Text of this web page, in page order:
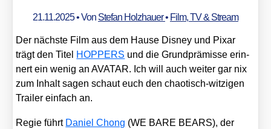
21.11.2025• Von Stefan Holzhauer• Film, TV & Stream
Der nächs­te Film aus dem Hau­se Dis­ney und Pix­ar
trägt den Titel HOPPERS und die Grund­prä­mis­se erin­
nert ein wenig an AVATAR. Ich will auch wei­ter gar nix
zum Inhalt sagen schaut euch den chao­tisch-wit­zi­gen
Trai­ler ein­fach an.
Regie führt Dani­el Chong (WE BARE BEARS), der